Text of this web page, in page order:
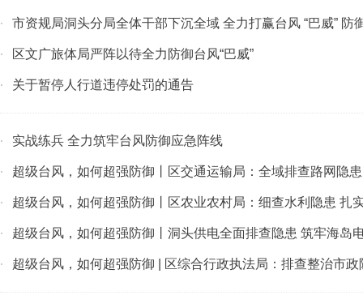
· 市资规局洞头分局全体干部下沉全域 全力打赢台风 “巴威” 防
· 区文广旅体局严阵以待全力防御台风“巴威”
· 关于暂停人行道违停处罚的通告
· 实战练兵 全力筑牢台风防御应急阵线
· 超级台风，如何超强防御丨区交通运输局：全域排查路网隐
· 超级台风，如何超强防御丨区农业农村局：细查水利隐患 扎
· 超级台风，如何超强防御丨洞头供电全面排查隐患 筑牢海岛
· 超级台风，如何超强防御 | 区综合行政执法局：排查整治市